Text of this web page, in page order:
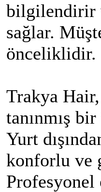
bilgilendirir
sağlar.
önceliklidir.
Trakya
tanınmış bir
Yurt
konforlu ve